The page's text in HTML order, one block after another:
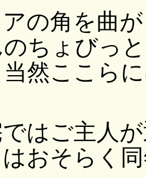
の角を曲
ちょびっ
然ここら
はご主人
おそらく